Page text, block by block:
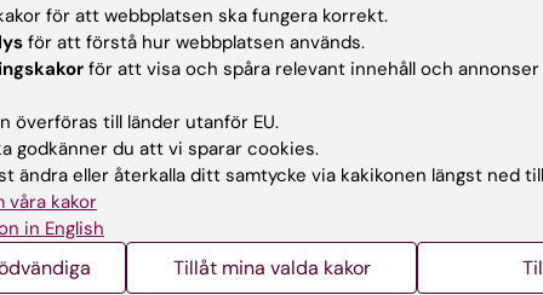
as a course lecturer, tutorial leader, and laboratory
the University of Sydney. Her teaching profile covers
program courses on immunology, virology, and human
communicator in person and online on Twitter/X
för att webbplatsen ska fungera korrekt.
för att förstå hur webbplatsen används.
för att visa och spåra relevant innehåll och
överföras till länder utanför EU.
godkänner du att vi sparar cookies.
ändra eller återkalla ditt samtycke via kakikonen längst ned
våra kakor
in English
Tillåt mina valda kakor